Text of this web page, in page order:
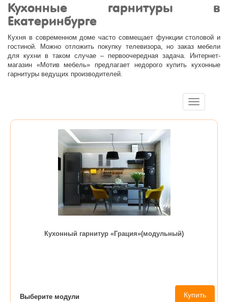
Кухонные гарнитуры в
Екатеринбурге
Кухня в современном доме часто совмещает функции столовой и
гостиной. Можно отложить покупку телевизора, но заказ мебели
для кухни в таком случае – первоочередная задача. Интернет-
магазин «Мотив мебель» предлагает недорого купить кухонные
гарнитуры ведущих производителей.
Toggle
navigation
Кухонный гарнитур «Грация»(модульный)
Выберите модули Купить